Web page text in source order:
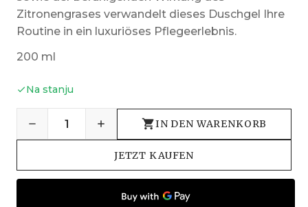
Zitronengrases verwandelt dieses Duschgel Ihre
Routine in ein luxuriöses Pflegeerlebnis.
200 ml
Na stanju
IN DEN WARENKORB
JETZT KAUFEN